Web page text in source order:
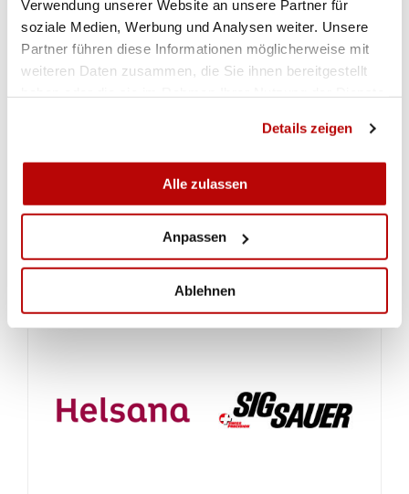
Verwendung unserer Website an unsere Partner für
soziale Medien, Werbung und Analysen weiter. Unsere
Partner führen diese Informationen möglicherweise mit
weiteren Daten zusammen, die Sie ihnen bereitgestellt
Details zeigen
Alle zulassen
Anpassen
Ablehnen
ZUR GALERIE